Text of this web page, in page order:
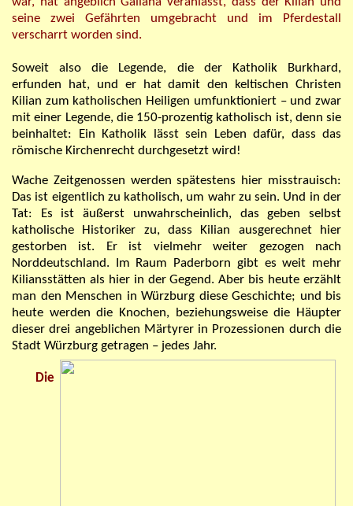
seine zwei Gefährten umgebracht und im Pferdestall
verscharrt worden sind.
Soweit also die Legende, die der Katholik Burkhard,
erfunden hat, und er hat damit den keltischen Christen
Kilian zum katholischen Heiligen umfunktioniert– und zwar
mit einer Legende, die 150-prozentig katholisch ist, denn sie
beinhaltet: Ein Katholik lässt sein Leben dafür, dass das
römische Kirchenrecht durchgesetzt wird!
Wache Zeitgenossen werden spätestens hier misstrauisch:
Das ist eigentlich zu katholisch, um wahr zu sein. Und in der
Tat: Es ist äußerst unwahrscheinlich, das geben selbst
katholische Historiker zu, dass Kilian ausgerechnet hier
gestorben ist. Er ist vielmehr weiter
gezogen nach
Norddeutschland. Im Raum Paderborn gibt es weit mehr
Kiliansstätten als hier in der Gegend. Aber bis heute erzählt
man den Menschen in Würzburg diese Geschichte; und bis
heute werden die Knochen, beziehungsweise die Häupter
dieser drei angeblichen Märtyrer in Prozessionen durch die
Stadt Würzburg getragen – jedes Jahr.
Die